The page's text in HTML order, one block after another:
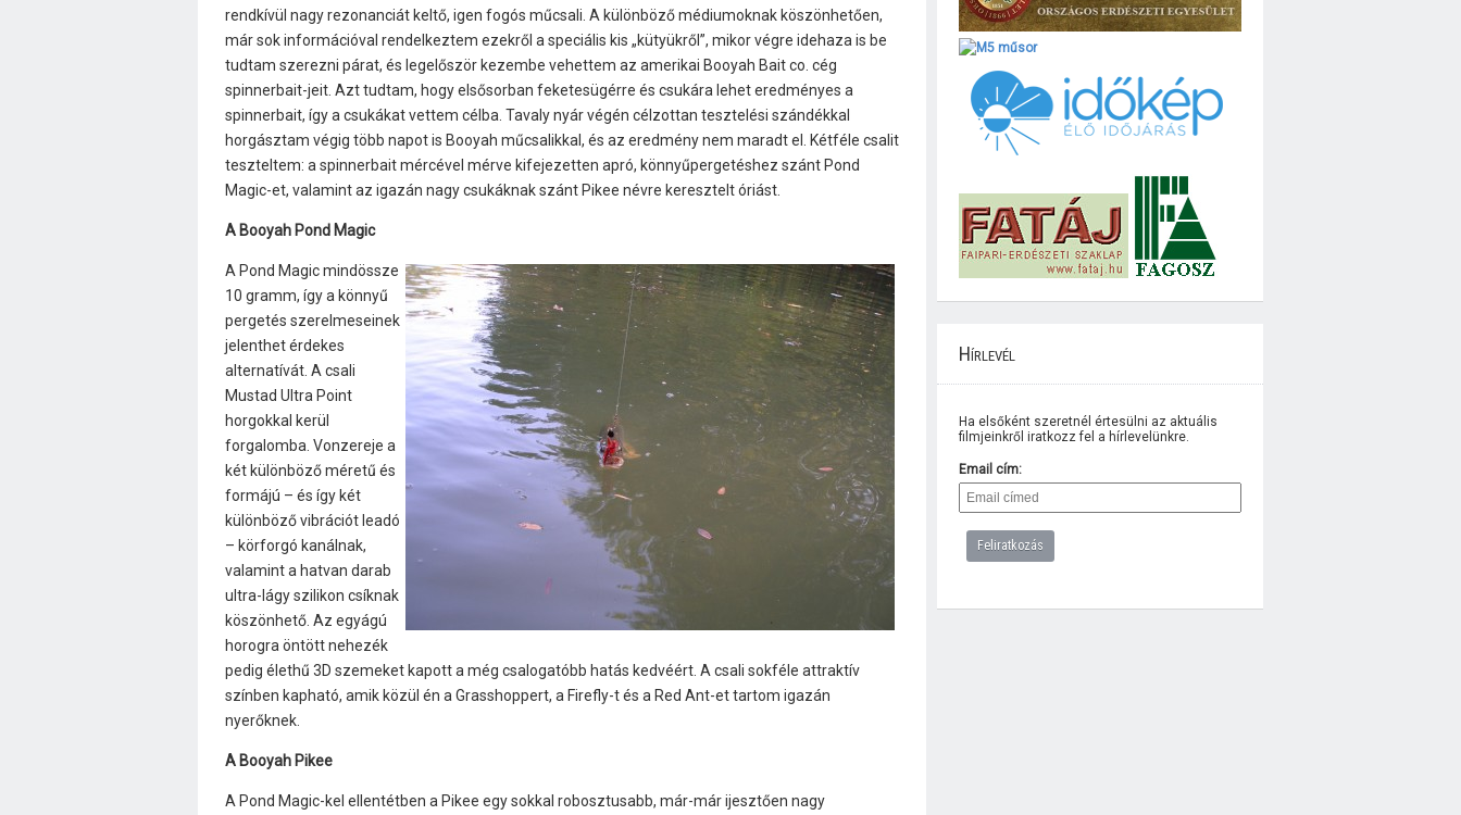
rendkívül nagy rezonanciát keltő, igen fogós műcsali. A különböző médiumoknak köszönhetően,
már sok információval rendelkeztem ezekről a speciális kis „kütyükről”, mikor végre idehaza is be
tudtam szerezni párat, és legelőször kezembe vehettem az amerikai Booyah Bait co. cég
spinnerbait-jeit. Azt tudtam, hogy elsősorban feketesügérre és csukára lehet eredményes a
spinnerbait, így a csukákat vettem célba. Tavaly nyár végén célzottan tesztelési szándékkal
horgásztam végig több napot is Booyah műcsalikkal, és az eredmény nem maradt el. Kétféle csalit
teszteltem: a spinnerbait mércével mérve kifejezetten apró, könnyűpergetéshez szánt Pond
Magic-et, valamint az igazán nagy csukáknak szánt Pikee névre keresztelt óriást.
A Booyah Pond Magic
A Pond Magic mindössze
10 gramm, így a könnyű
pergetés szerelmeseinek
jelenthet érdekes
alternatívát. A csali
Mustad Ultra Point
horgokkal kerül
forgalomba. Vonzereje a
két különböző méretű és
formájú – és így két
különböző vibrációt leadó
– körforgó kanálnak,
valamint a hatvan darab
ultra-lágy szilikon csíknak
köszönhető. Az egyágú
horogra öntött nehezék
pedig élethű 3D szemeket kapott a még csalogatóbb hatás kedvéért. A csali sokféle attraktív
színben kapható, amik közül én a Grasshoppert, a Firefly-t és a Red Ant-et tartom igazán
nyerőknek.
A Booyah Pikee
A Pond Magic-kel ellentétben a Pikee egy sokkal robosztusabb, már-már ijesztően nagy
Hírlevél
Ha elsőként szeretnél értesülni az aktuális
filmjeinkről iratkozz fel a hírlevelünkre.
Email cím: